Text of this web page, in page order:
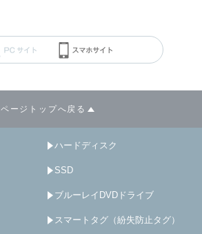
ページトップへ戻る
ハードディスク
SSD
ブルーレイDVDドライブ
スマートタグ（紛失防止タグ）